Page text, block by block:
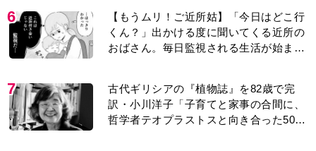
6
【もうムリ！ご近所姑】「今日はどこ行
くん？」出かける度に聞いてくる近所の
おばさん。毎日監視される生活が始ま
7
古代ギリシアの『植物誌』を82歳で完
訳・小川洋子「子育てと家事の合間に、
哲学者テオプラストスと向き合った50